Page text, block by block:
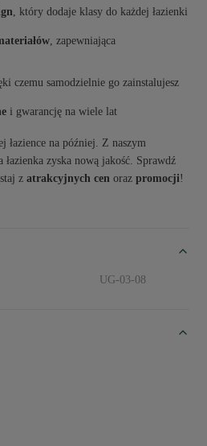
, który dodaje klasy do każdej łazienki
, zapewniająca
czemu samodzielnie go zainstalujesz
i gwarancję na wiele lat
łazience na później. Z naszym
zyska nową jakość. Sprawdź
zatrakcyjnych cen orazpromocji!
UG-03-08